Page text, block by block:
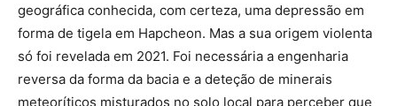
geográfica conhecida, com certeza, uma depressão em
forma de tigela em Hapcheon. Mas a sua origem violenta
só foi revelada em 2021. Foi necessária a engenharia
reversa da forma da bacia e a deteção de minerais
meteoríticos misturados no solo local para perceber que